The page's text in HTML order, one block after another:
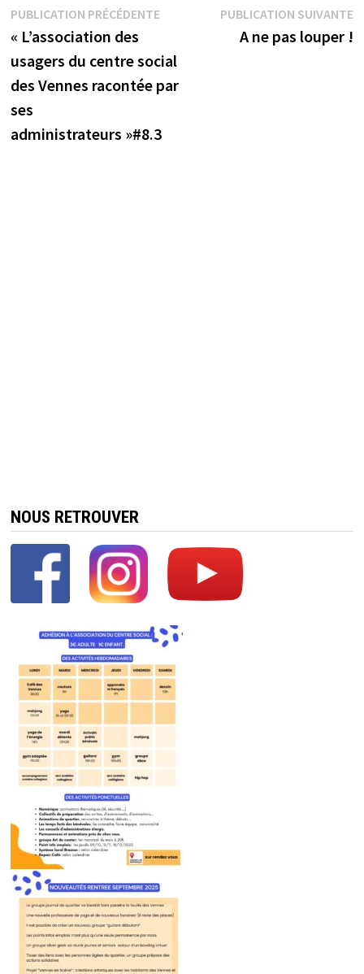
Navigation
de
l’article
PUBLICATION PRÉCÉDENTEPublication
« L’association des
usagers du centre social
des Vennes racontée par
ses
administrateurs »#8.3
PUBLICATION SUIVANTE
A ne pas louper !
NOUS RETROUVER